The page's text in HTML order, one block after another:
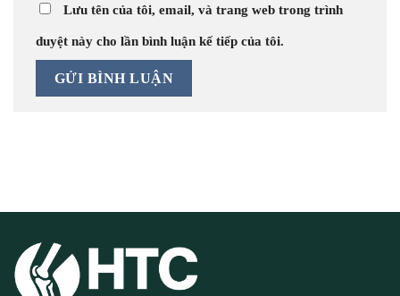
Lưu tên của tôi, email, và trang web trong trình
duyệt này cho lần bình luận kế tiếp của tôi.